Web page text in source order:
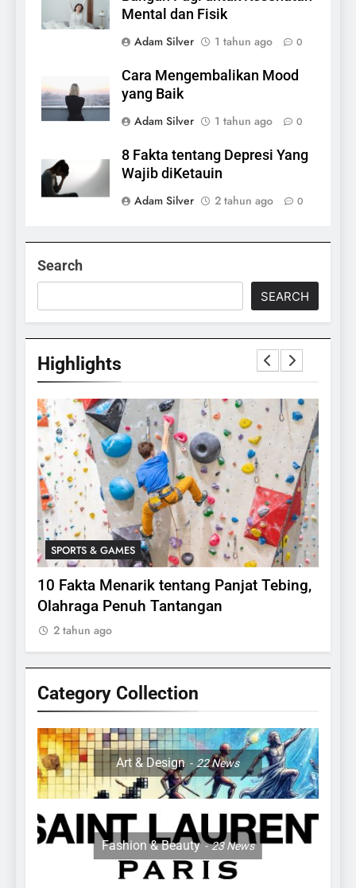
Mental dan Fisik
Adam Silver
1 tahun ago 0
Cara Mengembalikan Mood
yang Baik
Adam Silver
1 tahun ago 0
8 Fakta tentang Depresi Yang
Wajib diKetauin
Adam Silver
2 tahun ago 0
Search
SEARCH
Highlights
SPORTS & GAMES
10 Fakta Menarik tentang Panjat Tebing,
Olahraga Penuh Tantangan
2 tahun ago
Category Collection
Art & Design 22News
Fashion & Beauty 23News
Apakah Benar Gajah Takut
Dengan Tikus
ANIMALS
25
15 Fakta Menarik Tentang
Sapi Untuk Anak- anak
ANIMALS